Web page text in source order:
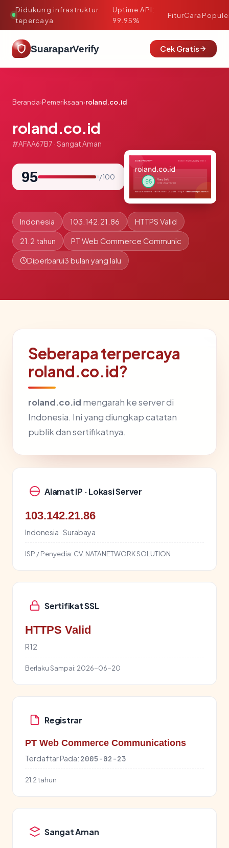
Didukung infrastruktur
tepercaya
·
Uptime API:
99.95%
FiturCara
SuaraparVerify Cek Gratis
Beranda›Pemeriksaan›roland.co.id
roland.co.id
#AFAA67B7 · Sangat Aman
95 / 100
Indonesia 103.142.21.86 HTTPS Valid
21.2 tahun PT Web Commerce Communic
Diperbarui3 bulan yang lalu
Seberapa terpercaya
roland.co.id?
roland.co.id mengarah ke server di
Indonesia. Ini yang diungkap catatan
publik dan sertifikatnya.
Alamat IP · Lokasi Server
103.142.21.86
Indonesia · Surabaya
ISP / Penyedia: CV. NATANETWORK SOLUTION
Sertifikat SSL
HTTPS Valid
R12
Berlaku Sampai: 2026-06-20
Registrar
PT Web Commerce Communications
Terdaftar Pada: 2005-02-23
21.2 tahun
Sangat Aman